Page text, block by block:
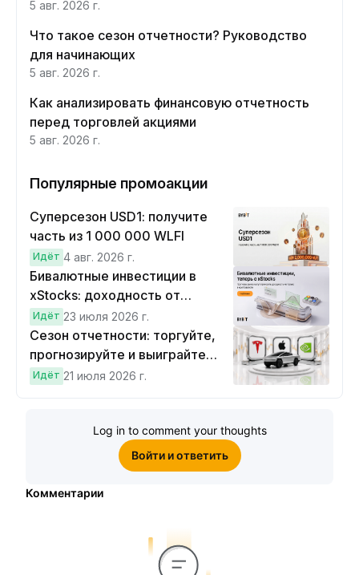
5 авг. 2026 г.
Что такое сезон отчетности? Руководство
для начинающих
5 авг. 2026 г.
Как анализировать финансовую отчетность
перед торговлей акциями
5 авг. 2026 г.
Популярные промоакции
Суперсезон USD1: получите
часть из 1 000 000 WLFI
Идёт 4 авг. 2026 г.
Бивалютные инвестиции в
xStocks: доходность от
прогнозов
Идёт 23 июля 2026 г.
Сезон отчетности: торгуйте,
прогнозируйте и выиграйте
Cybertruck!
Идёт 21 июля 2026 г.
Log in to comment your thoughts
Войти и ответить
Комментарии